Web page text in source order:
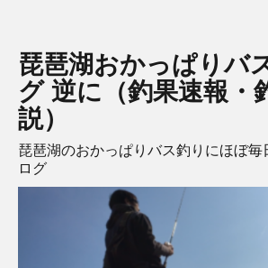
琵琶湖おかっぱりバ
グ 逆に（釣果速報・
説）
琵琶湖のおかっぱりバス釣りにほぼ毎
ログ